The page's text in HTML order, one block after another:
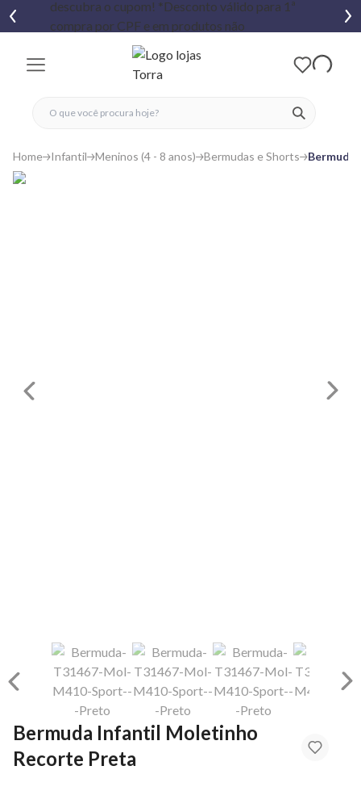
ver
fechar menu
fechar menu
favoritos
Home Infantil Meninos (4 - 8 anos) Bermudas e Shorts
Bermuda Infantil Moletinho
Recorte Preta